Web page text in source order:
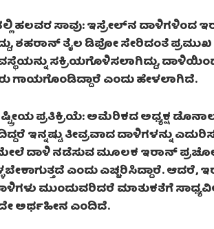
ಹಲವರ ಸಾವು: ಇಸ್ರೇಲ್‌ನ ದಾಳಿಗಳಿಂದ
ಶಹರಾನ್ ತೈಲ ಡಿಪೋ ಸೇರಿದಂತೆ
ಸಕ್ರಿಯಗೊಳಿಸಲಾಗಿದ್ದು,
ಗಾಯಗೊಂಡಿದ್ದಾರೆ ಎಂದು ಹೇಳಲಾಗಿದೆ.
ಪ್ರತಿಕ್ರಿಯೆ: ಅಮೆರಿಕದ ಅಧ್ಯಕ್ಷ
ಇನ್ನಷ್ಟು ತೀವ್ರವಾದ ದಾಳಿಗಳನ್ನು
ದಾಳಿ ನಡೆಸುವ ಮೂಲಕ ಇರಾನ್
ಎಂದು ಎಚ್ಚರಿಸಿದ್ದಾರೆ.
ಮುಂದುವರಿದರೆ ಮಾತುಕತೆಗೆ
ಅರ್ಥಹೀನ ಎಂದಿದೆ.